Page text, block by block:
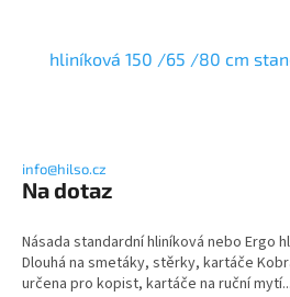
hliníková 150 /65 /80 cm
info@hilso.cz
Na dotaz
Násada standardní hliníková nebo Ergo
Dlouhá na smetáky, stěrky, kartáče
určena pro kopist, kartáče na ruční mytí...